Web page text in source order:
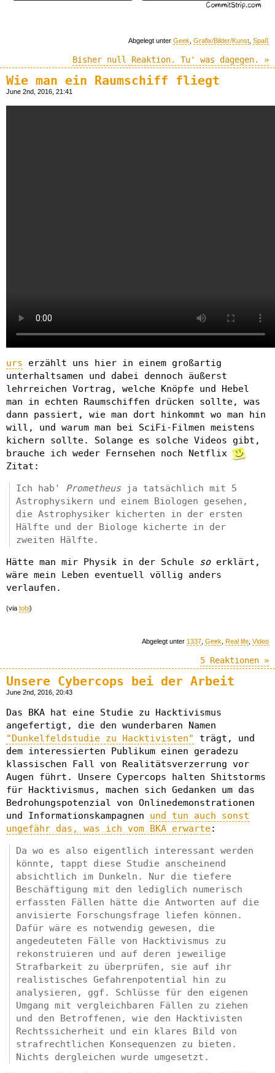
Abgelegt unter Geek Grafix/Bilder/Kunst Spaß
Bisher null Reaktion. Tu' was dagegen. »
Wie man ein Raumschiff fliegt
June 2nd, 2016, 21:41
urs erzählt uns hier in einem großartig
unterhaltsamen und dabei dennoch äußerst
lehrreichen Vortrag, welche Knöpfe und Hebel
man in echten Raumschiffen drücken sollte, was
dann passiert, wie man dort hinkommt wo man hin
will, und warum man bei SciFi-Filmen meistens
kichern sollte. Solange es solche Videos gibt,
brauche ich weder Fernsehen noch Netflix
Zitat:
Ich hab' Prometheus ja tatsächlich mit 5
Astrophysikern und einem Biologen gesehen,
die Astrophysiker kicherten in der ersten
Hälfte und der Biologe kicherte in der
zweiten Hälfte.
Hätte man mir Physik in der Schule soerklärt,
wäre mein Leben eventuell völlig anders
verlaufen.
(via tobi)
Abgelegt unter 1337 Geek Real life Video
5 Reaktionen »
Unsere Cybercops bei der Arbeit
June 2nd, 2016, 20:43
Das BKA hat eine Studie zu Hacktivismus
angefertigt, die den wunderbaren Namen
"Dunkelfeldstudie zu Hacktivisten"
trägt, und
dem interessierten Publikum einen geradezu
klassischen Fall von Realitätsverzerrung vor
Augen führt. Unsere Cypercops halten Shitstorms
für Hacktivismus, machen sich Gedanken um das
Bedrohungspotenzial von Onlinedemonstrationen
und Informationskampagnen und tun auch sonst
ungefähr das, was ich vom BKA erwarte:
Da wo es also eigentlich interessant werden
könnte, tappt diese Studie anscheinend
absichtlich im Dunkeln. Nur die tiefere
Beschäftigung mit den lediglich numerisch
erfassten Fällen hätte die Antworten auf die
anvisierte Forschungsfrage liefen können.
Dafür wäre es notwendig gewesen, die
angedeuteten Fälle von Hacktivismus zu
rekonstruieren und auf deren jeweilige
Strafbarkeit zu überprüfen, sie auf ihr
realistisches Gefahrenpotential hin zu
analysieren, ggf. Schlüsse für den eigenen
Umgang mit vergleichbaren Fällen zu ziehen
und den Betroffenen, wie den Hacktivisten
Rechtssicherheit und ein klares Bild von
strafrechtlichen Konsequenzen zu bieten.
Nichts dergleichen wurde umgesetzt.